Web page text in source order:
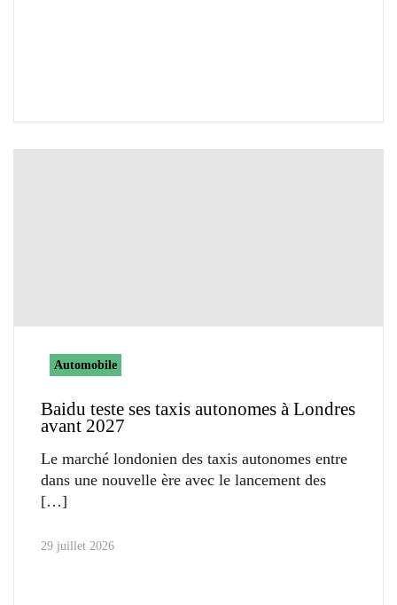
Automobile
Baidu teste ses taxis autonomes à Londres
avant 2027
Le marché londonien des taxis autonomes entre
dans une nouvelle ère avec le lancement des
29 juillet 2026